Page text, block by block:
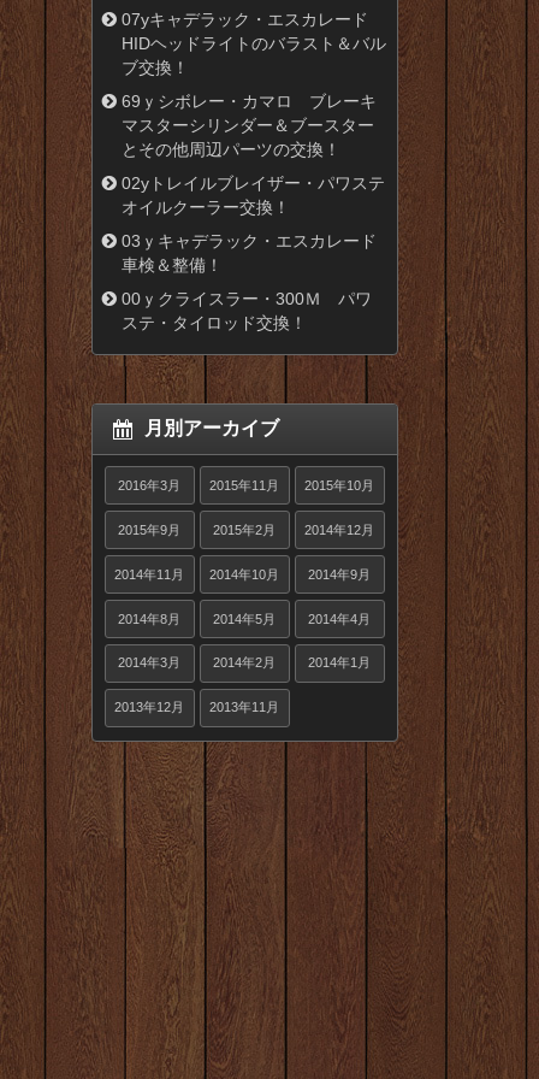
07yキャデラック・エスカレード
HIDヘッドライトのバラスト＆バル
ブ交換！
69ｙシボレー・カマロ ブレーキ
マスターシリンダー＆ブースター
とその他周辺パーツの交換！
02yトレイルブレイザー・パワステ
オイルクーラー交換！
03ｙキャデラック・エスカレード
車検＆整備！
00ｙクライスラー・300Ｍ パワ
ステ・タイロッド交換！
月別アーカイブ
2016年3月 2015年11月 2015年10月
2015年9月 2015年2月 2014年12月
2014年11月 2014年10月 2014年9月
2014年8月 2014年5月 2014年4月
2014年3月 2014年2月 2014年1月
2013年12月 2013年11月